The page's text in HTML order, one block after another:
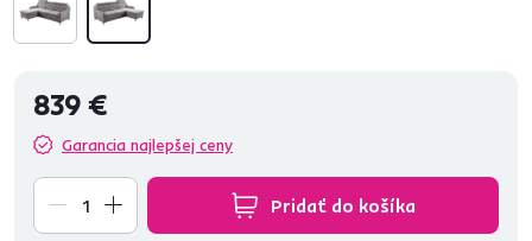
839 €
Garancia najlepšej ceny
Pridať do košíka